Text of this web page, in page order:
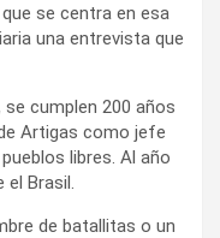
se centra en esa
una entrevista que
cumplen 200 años
Artigas como jefe
libres. Al año
el Brasil.
de batallitas o un